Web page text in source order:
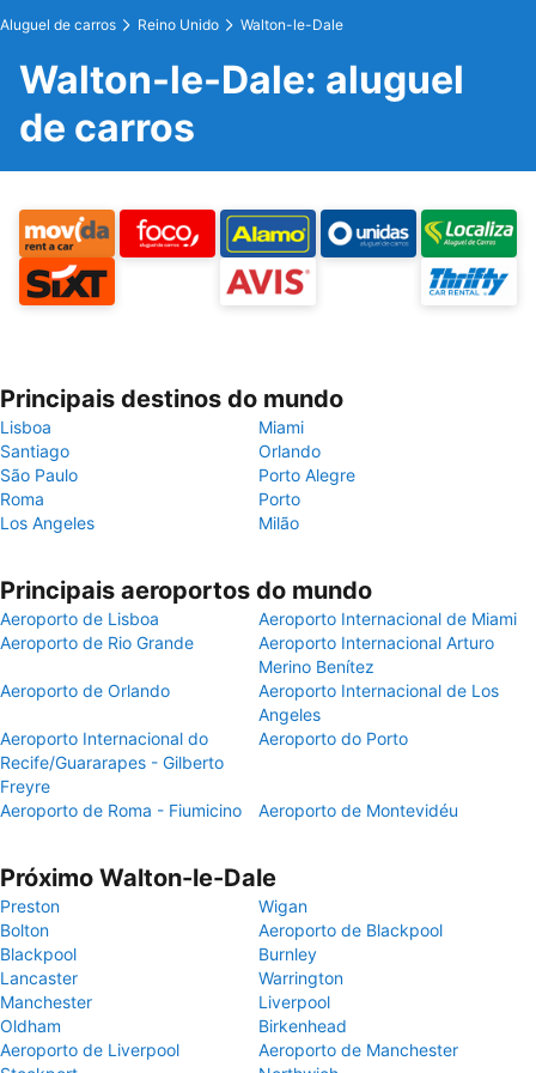
Aluguel de carros Reino Unido Walton-le-Dale
Walton-le-Dale: aluguel
de carros
Principais destinos do mundo
Lisboa
Miami
Santiago
Orlando
São Paulo
Porto Alegre
Roma
Porto
Los Angeles
Milão
Principais aeroportos do mundo
Aeroporto de Lisboa
Aeroporto Internacional de Miami
Aeroporto de Rio Grande
Aeroporto Internacional Arturo
Merino Benítez
Aeroporto de Orlando
Aeroporto Internacional de Los
Angeles
Aeroporto Internacional do
Recife/Guararapes - Gilberto
Freyre
Aeroporto do Porto
Aeroporto de Roma - Fiumicino Aeroporto de Montevidéu
Próximo Walton-le-Dale
Preston
Wigan
Bolton
Aeroporto de Blackpool
Blackpool
Burnley
Lancaster
Warrington
Manchester
Liverpool
Oldham
Birkenhead
Aeroporto de Liverpool
Aeroporto de Manchester